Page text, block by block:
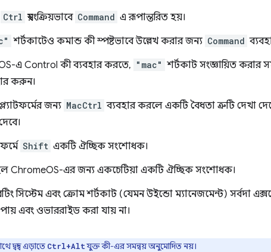
Ctrl স্বয়ংক্রিয়ভাবে Command এ রূপান্তরিত হয়।
শর্টকাটেও কমান্ড কী স্পষ্টভাবে উল্লেখ করার জন্য Command
এ Control কী ব্যবহার করতে, "mac" শর্টকাট সংজ্ঞায়িত করার
করুন।
জন্য MacCtrl ব্যবহার করলে একটি বৈধতা ত্রুটি দেখা
Shift একটি ঐচ্ছিক সংশোধক।
ChromeOS-এর জন্য একচেটিয়া একটি ঐচ্ছিক সংশোধক।
সিস্টেম এবং ক্রোম শর্টকাট (যেমন উইন্ডো ম্যানেজমেন্ট) সর্বদা
পায় এবং ওভাররাইড করা যায় না।
দ্বন্দ্ব এড়াতে Ctrl+Altযুক্ত কী-এর সমন্বয় অনুমোদিত নয়।